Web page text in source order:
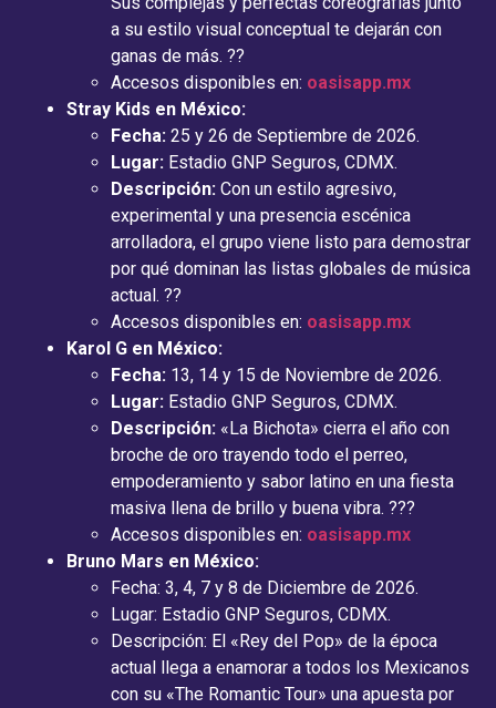
a su estilo visual conceptual te dejarán con
ganas de más. ??
Accesos disponibles en: oasisapp.mx
Stray Kids en México:
Fecha: 25 y 26 de Septiembre de 2026.
Lugar: Estadio GNP Seguros, CDMX.
Descripción: Con un estilo agresivo,
experimental y una presencia escénica
arrolladora, el grupo viene listo para demostrar
por qué dominan las listas globales de música
actual. ??
Accesos disponibles en: oasisapp.mx
Karol G en México:
Fecha: 13, 14 y 15 de Noviembre de 2026.
Lugar: Estadio GNP Seguros, CDMX.
Descripción: «La Bichota» cierra el año con
broche de oro trayendo todo el perreo,
empoderamiento y sabor latino en una fiesta
masiva llena de brillo y buena vibra. ???
Accesos disponibles en: oasisapp.mx
Bruno Mars en México:
Fecha: 3, 4, 7 y 8 de Diciembre de 2026.
Lugar: Estadio GNP Seguros, CDMX.
Descripción: El «Rey del Pop» de la época
actual llega a enamorar a todos los Mexicanos
con su «The Romantic Tour» una apuesta por